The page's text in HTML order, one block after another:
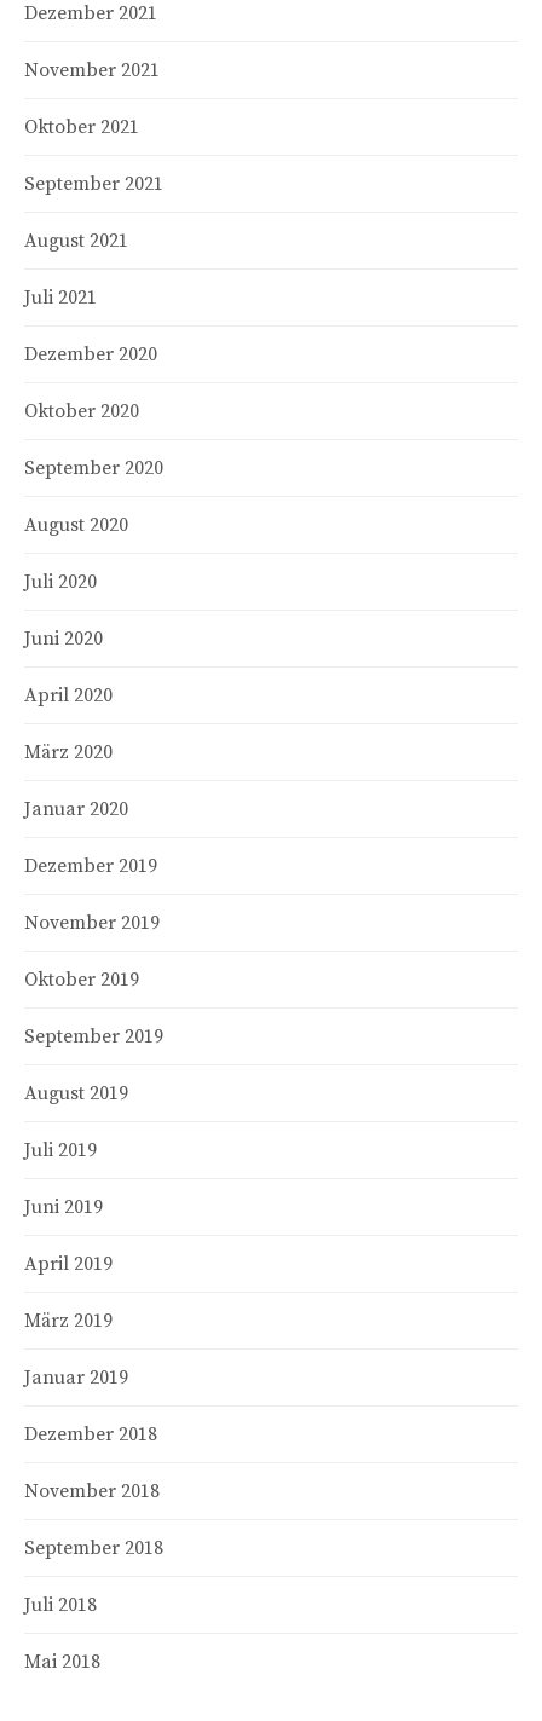
Dezember 2021
November 2021
Oktober 2021
September 2021
August 2021
Juli 2021
Dezember 2020
Oktober 2020
September 2020
August 2020
Juli 2020
Juni 2020
April 2020
März 2020
Januar 2020
Dezember 2019
November 2019
Oktober 2019
September 2019
August 2019
Juli 2019
Juni 2019
April 2019
März 2019
Januar 2019
Dezember 2018
November 2018
September 2018
Juli 2018
Mai 2018